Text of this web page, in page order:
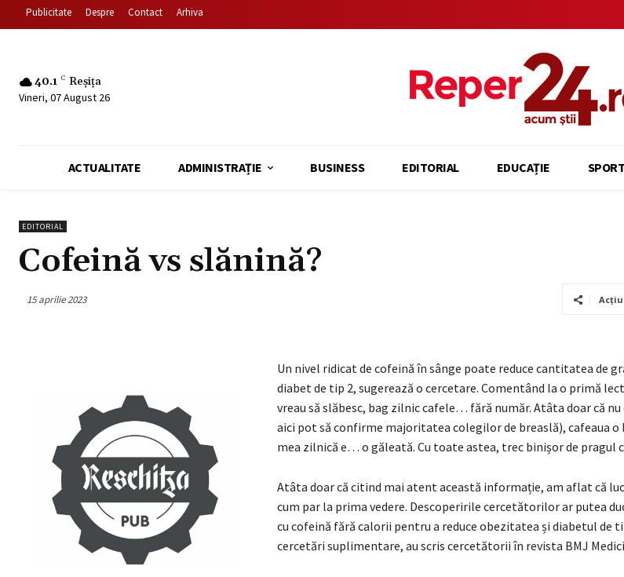
Publicitate Despre Contact Arhiva
40.1 C Reșița
Vineri, 07 August 26
ACTUALITATE ADMINISTRAȚIE BUSINESS EDITORIAL EDUCAȚIE SPORT
EDITORIAL
Cofeină vs slănină?
15 aprilie 2023
Un nivel ridicat de cofeină în sânge poate reduce cantitatea de
diabet de tip 2, sugerează o cercetare. Comentând la o primă
vreau să slăbesc, bag zilnic cafele… fără număr. Atâta doar că nu
aici pot să confirme majoritatea colegilor de breaslă), cafeaua o
mea zilnică e… o găleată. Cu toate astea, trec binișor de pragul
Atâta doar că citind mai atent această informație, am aflat că
cum par la prima vedere. Descoperirile cercetătorilor ar putea
cu cofeină fără calorii pentru a reduce obezitatea și diabetul de
cercetări suplimentare, au scris cercetătorii în revista BMJ